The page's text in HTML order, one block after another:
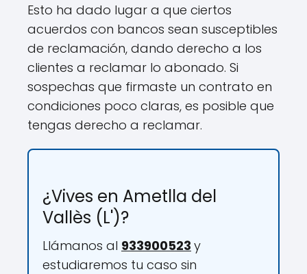
Esto ha dado lugar a que ciertos
acuerdos con bancos sean susceptibles
de reclamación, dando derecho a los
clientes a reclamar lo abonado. Si
sospechas que firmaste un contrato en
condiciones poco claras, es posible que
tengas derecho a reclamar.
¿Vives en Ametlla del
Vallès (L')?
Llámanos al 933900523 y
estudiaremos tu caso sin